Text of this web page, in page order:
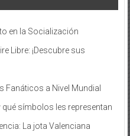
en la Socialización
Libre: ¡Descubre sus
Fanáticos a Nivel Mundial
símbolos les representan
La jota Valenciana